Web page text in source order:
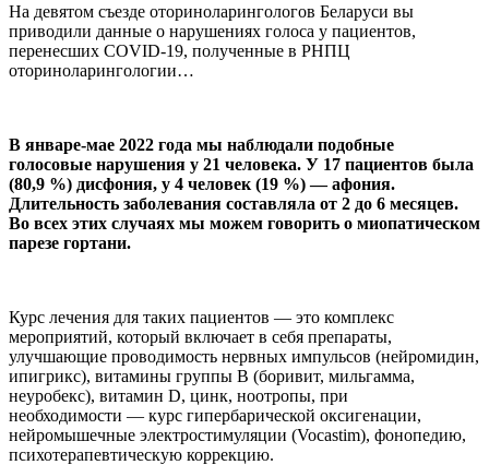
На девятом съезде оториноларингологов Беларуси вы
приводили данные о нарушениях голоса у пациентов,
перенесших COVID-19, полученные в РНПЦ
оториноларингологии…
В январе-мае 2022 года мы наблюдали подобные
голосовые нарушения у 21 человека. У 17 пациентов была
(80,9 %) дисфония, у 4 человек (19 %) — афония.
Длительность заболевания составляла от 2 до 6 месяцев.
Во всех этих случаях мы можем говорить о миопатическом
парезе гортани.
Курс лечения для таких пациентов — это комплекс
мероприятий, который включает в себя препараты,
улучшающие проводимость нервных импульсов (нейромидин,
ипигрикс), витамины группы В (боривит, мильгамма,
неуробекс), витамин D, цинк, ноотропы, при
необходимости — курс гипербарической оксигенации,
нейромышечные электростимуляции (Vocastim), фонопедию,
психотерапевтическую коррекцию.